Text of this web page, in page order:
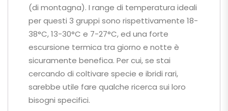
(di montagna). I range di temperatura ideali
per questi 3 gruppi sono rispettivamente 18-
38°C, 13-30°C e 7-27°C, ed una forte
escursione termica tra giorno e notte è
sicuramente benefica. Per cui, se stai
cercando di coltivare specie e ibridi rari,
sarebbe utile fare qualche ricerca sui loro
bisogni specifici.